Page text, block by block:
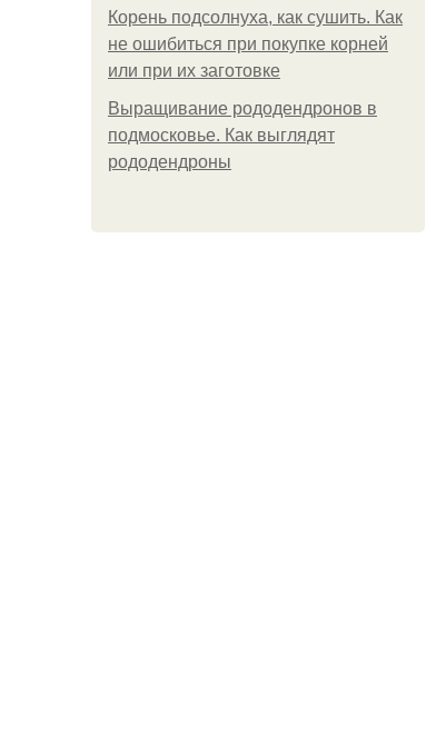
Корень подсолнуха, как сушить. Как
не ошибиться при покупке корней
или при их заготовке
Выращивание рододендронов в
подмосковье. Как выглядят
рододендроны